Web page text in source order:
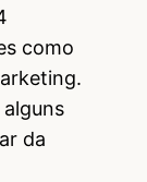
como
da